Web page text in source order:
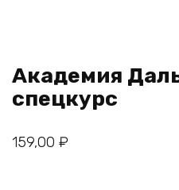
Академия
спецкурс
159,00 ₽